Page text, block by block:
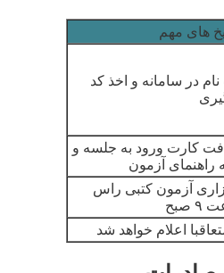
های مهم
در سامانه و اخذ کد
کارت ورود به جلسه و
راهنمای آزمون
آزمون کتبی راس
صبح
اعلام خواهد شد